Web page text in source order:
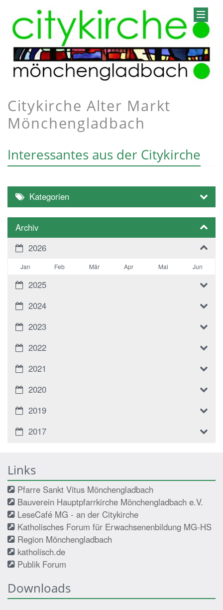
Citykirche Alter Markt
Mönchengladbach
Interessantes aus der Citykirche
Kategorien
Archiv
2026
Jan Feb Mär Apr Mai Jun
2025
2024
2023
2022
2021
2020
2019
2017
Links
Pfarre Sankt Vitus Mönchengladbach
Bauverein Hauptpfarrkirche Mönchengladbach e.V.
LeseCafé MG - an der Citykirche
Katholisches Forum für Erwachsenenbildung MG-HS
Region Mönchengladbach
katholisch.de
Publik Forum
Downloads